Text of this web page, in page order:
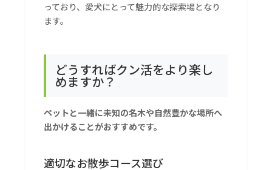
っており、愛犬にとって魅力的な探索場となり
ます。
どうすればクン活をより楽し
めますか？
ペットと一緒に未知の名木や自然豊かな場所へ
出かけることがおすすめです。
適切なお散歩コース選び